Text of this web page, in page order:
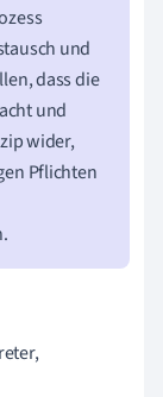
und
dass die
und
wider,
Pflichten